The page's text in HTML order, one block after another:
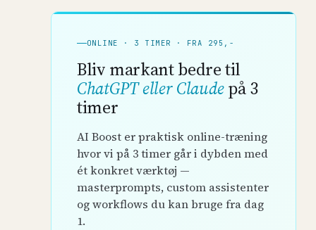
ONLINE · 3 TIMER · FRA 295,-
Bliv markant bedre til
ChatGPT eller Claudepå 3
timer
AI Boost er praktisk online-træning
hvor vi på 3 timer går i dybden med
ét konkret værktøj —
masterprompts, custom assistenter
og workflows du kan bruge fra dag
1.